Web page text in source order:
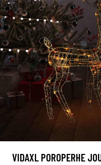
VIDAXL POROPERHE